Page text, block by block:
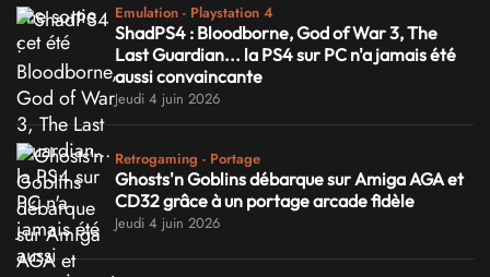
Emulation - Playstation 4
ShadPS4 : Bloodborne, God of War 3, The
Last Guardian... la PS4 sur PC n'a jamais été
aussi convaincante
Jeudi 4 juin 2026
Retrogaming - Portage
Ghosts'n Goblins débarque sur Amiga AGA et
CD32 grâce à un portage arcade fidèle
Jeudi 4 juin 2026